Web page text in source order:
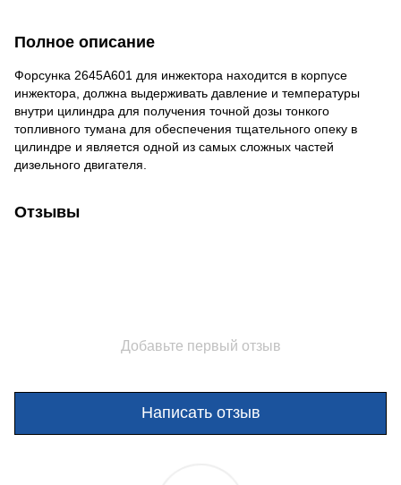
Полное описание
Форсунка 2645А601 для инжектора находится в корпусе
инжектора, должна выдерживать давление и температуры
внутри цилиндра для получения точной дозы тонкого
топливного тумана для обеспечения тщательного опеку в
цилиндре и является одной из самых сложных частей
дизельного двигателя.
Отзывы
Добавьте первый отзыв
Написать отзыв